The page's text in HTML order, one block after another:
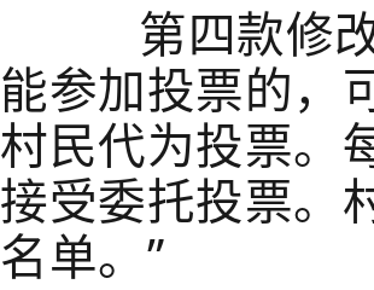
第四款修改
能参加投票的，
村民代为投票。
接受委托投票。
名单。”